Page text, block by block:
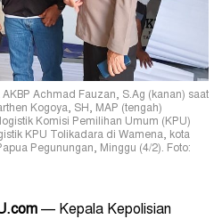
Achmad Fauzan, S.Ag (kanan) saat
Kogoya, SH, MAP (tengah)
Komisi Pemilihan Umum (KPU)
KPU Tolikadara di Wamena, kota
Pegunungan, Minggu (4/2). Foto:
— Kepala Kepolisian